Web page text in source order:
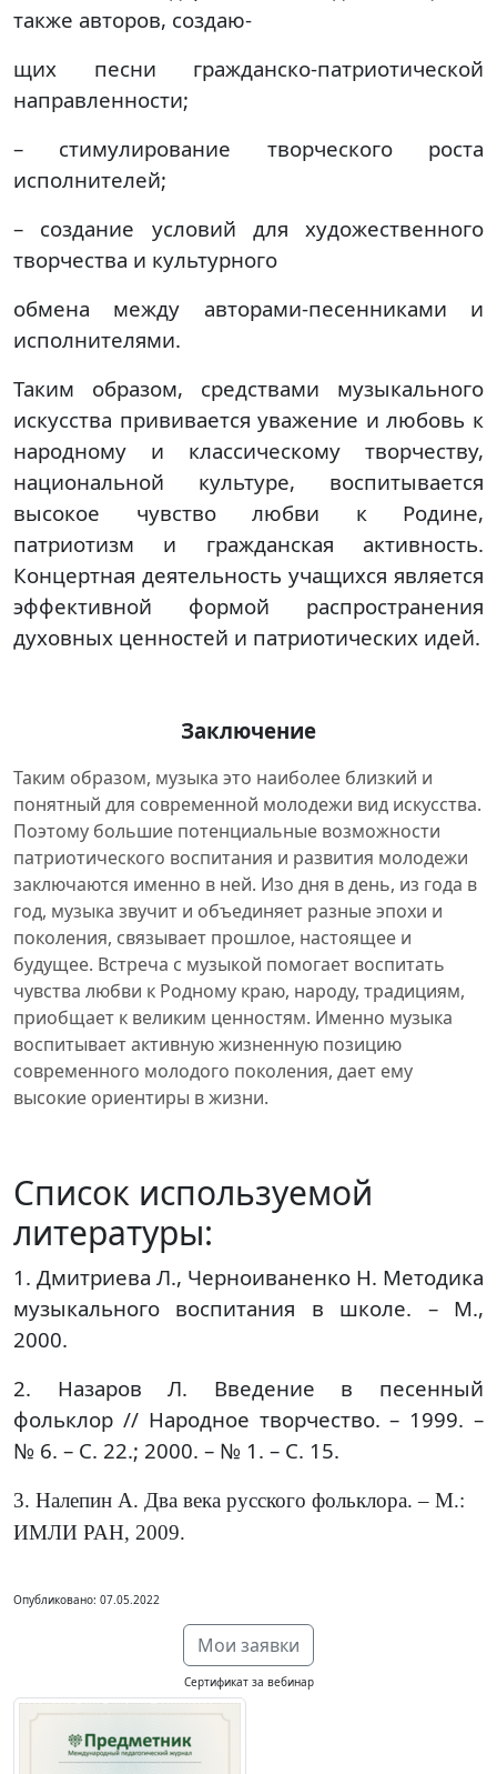
также авторов, создаю-
щих песни гражданско-патриотической
направленности;
– стимулирование творческого роста
исполнителей;
– создание условий для художественного
творчества и культурного
обмена между авторами-песенниками и
исполнителями.
Таким образом, средствами музыкального
искусства прививается уважение и любовь к
народному и классическому творчеству,
национальной культуре, воспитывается
высокое чувство любви к Родине,
патриотизм и гражданская активность.
Концертная деятельность учащихся является
эффективной формой распространения
духовных ценностей и патриотических идей.
Заключение
Таким образом, музыка это наиболее близкий и
понятный для современной молодежи вид искусства.
Поэтому большие потенциальные возможности
патриотического воспитания и развития молодежи
заключаются именно в ней. Изо дня в день, из года в
год, музыка звучит и объединяет разные эпохи и
поколения, связывает прошлое, настоящее и
будущее. Встреча с музыкой помогает воспитать
чувства любви к Родному краю, народу, традициям,
приобщает к великим ценностям. Именно музыка
воспитывает активную жизненную позицию
современного молодого поколения, дает ему
высокие ориентиры в жизни.
Список используемой
литературы:
1. Дмитриева Л., Черноиваненко Н. Методика
музыкального воспитания в школе. – М.,
2000.
2. Назаров Л. Введение в песенный
фольклор // Народное творчество. – 1999. –
№ 6. – С. 22.; 2000. – № 1. – С. 15.
3. Налепин А. Два века русского фольклора. – М.:
ИМЛИ РАН, 2009.
Опубликовано: 07.05.2022
Мои заявки
Сертификат за вебинар